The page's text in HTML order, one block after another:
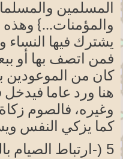
المسلمين
والمؤمنات...}
يشترك فيها النساء
فمن اتصف بها أو
كان من الموعودين
هنا ورد عاما
وغيره، فالصوم
كما يزكي النفس
5
-)ارتباط الصيام